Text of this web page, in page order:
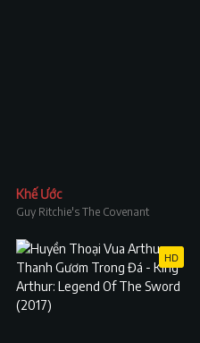
Khế Ước
Guy Ritchie's The Covenant
HD